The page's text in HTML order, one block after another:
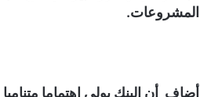
المشروعات.
أضاف أن البنك يولي اهتماما